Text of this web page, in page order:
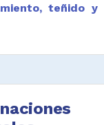
teñido y